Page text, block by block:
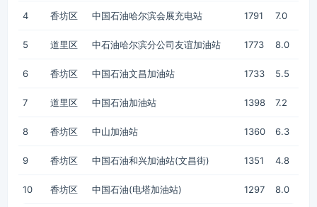
4 香坊区 中国石油哈尔滨会展充电站 1791 7.0
5 道里区 中石油哈尔滨分公司友谊加油站 1773 8.0
6 香坊区 中国石油文昌加油站 1733 5.5
7 道里区 中国石油加油站 1398 7.2
8 香坊区 中山加油站 1360 6.3
9 香坊区 中国石油和兴加油站(文昌街) 1351 4.8
10 香坊区 中国石油(电塔加油站) 1297 8.0